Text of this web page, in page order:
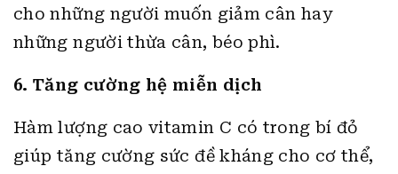
cho những người muốn giảm cân hay
những người thừa cân, béo phì.
6. Tăng cường hệ miễn dịch
Hàm lượng cao vitamin C có trong bí đỏ
giúp tăng cường sức đề kháng cho cơ thể,